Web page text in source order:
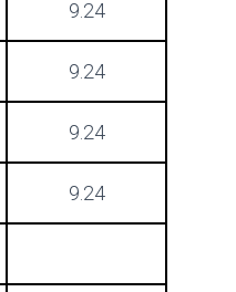
9.24
9.24
9.24
9.24